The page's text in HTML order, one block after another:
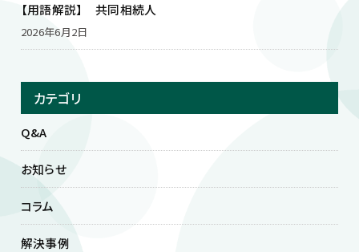
【用語解説】 共同相続人
2026年6月2日
カテゴリ
Q&A
お知らせ
コラム
解決事例